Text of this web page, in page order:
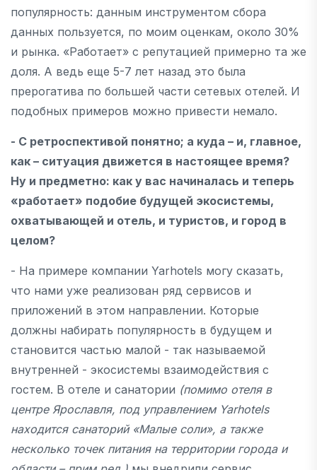
популярность: данным инструментом сбора
данных пользуется, по моим оценкам, около 30%
и рынка. «Работает» с репутацией примерно та же
доля. А ведь еще 5-7 лет назад это была
прерогатива по большей части сетевых отелей. И
подобных примеров можно привести немало.
- С ретроспективой понятно; а куда – и, главное,
как – ситуация движется в настоящее время?
Ну и предметно: как у вас начиналась и теперь
«работает» подобие будущей экосистемы,
охватывающей и отель, и туристов, и город в
целом?
- На примере компании Yarhotels могу сказать,
что нами уже реализован ряд сервисов и
приложений в этом направлении. Которые
должны набирать популярность в будущем и
становится частью малой - так называемой
внутренней - экосистемы взаимодействия с
гостем. В отеле и санатории (помимо отеля в
центре Ярославля, под управлением Yarhotels
находится санаторий «Малые соли», а также
несколько точек питания на территории города и